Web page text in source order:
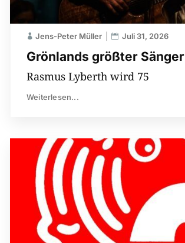
Grönlands größter Sänger
Jens-Peter Müller Juli 31, 2026
Rasmus Lyberth wird 75
Weiterlesen...